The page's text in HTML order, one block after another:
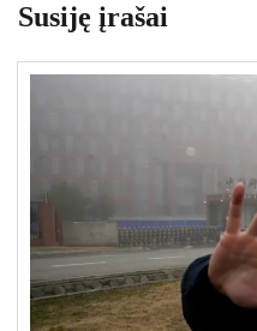
Susiję įrašai